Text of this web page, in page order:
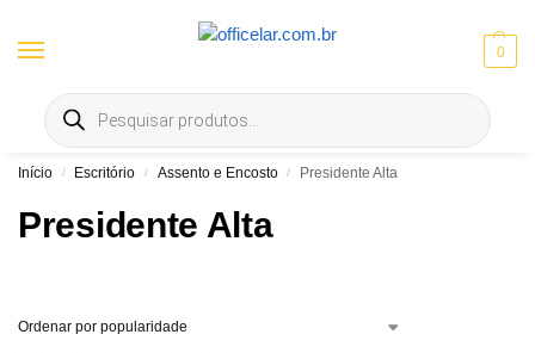
0
Entrega gratis em Goiânia e Aparecida | ⚡ 10% OFF no Pix
Início / Escritório / Assento e Encosto / Presidente Alta
Presidente Alta